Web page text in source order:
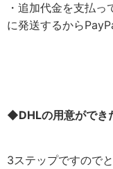
・追加代金を支払
に発送するから
◆DHLの用意ができ
3ステップですので